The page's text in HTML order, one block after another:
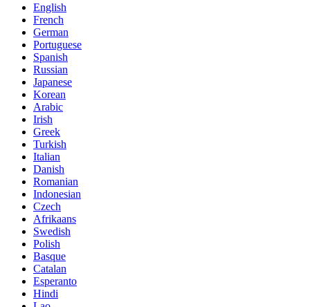
English
French
German
Portuguese
Spanish
Russian
Japanese
Korean
Arabic
Irish
Greek
Turkish
Italian
Danish
Romanian
Indonesian
Czech
Afrikaans
Swedish
Polish
Basque
Catalan
Esperanto
Hindi